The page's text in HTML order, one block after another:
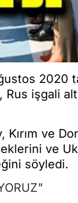
işgali
Kırım ve
ve
söyledi.